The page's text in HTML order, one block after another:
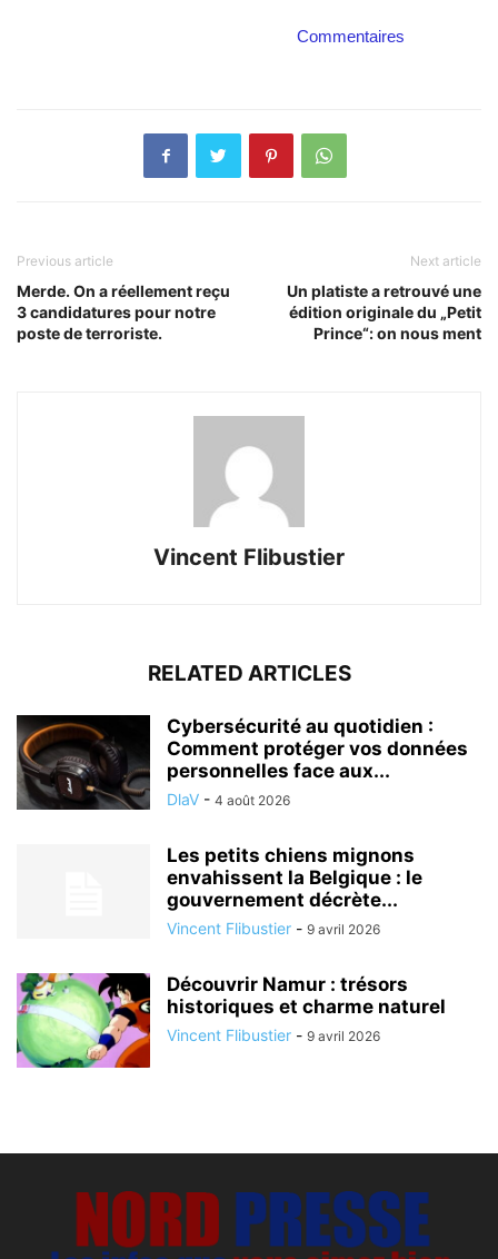
Commentaires
Previous article
Merde. On a réellement reçu
3 candidatures pour notre
poste de terroriste.
Next article
Un platiste a retrouvé une
édition originale du „Petit
Prince“: on nous ment
Vincent Flibustier
RELATED ARTICLES
Cybersécurité au quotidien :
Comment protéger vos données
personnelles face aux...
DlaV - 4 août 2026
Les petits chiens mignons
envahissent la Belgique : le
gouvernement décrète...
Vincent Flibustier - 9 avril 2026
Découvrir Namur : trésors
historiques et charme naturel
Vincent Flibustier - 9 avril 2026